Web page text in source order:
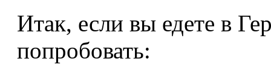
Итак, если вы едете в
попробовать: